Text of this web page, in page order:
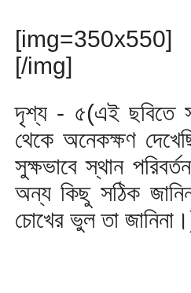
[img=350x550]
[/img]
দৃশ্য - ৫(এই ছবিতে
থেকে অনেকক্ষণ
সুক্ষভাবে স্থান
অন্য কিছু সঠিক
চোখের ভুল তা